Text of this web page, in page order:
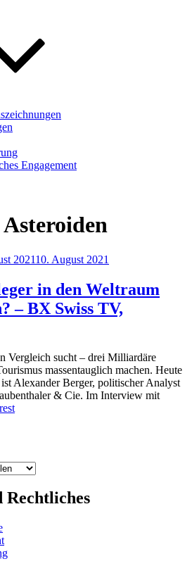
Engagement
Asteroiden
202110. August 2021
in den Weltraum
– BX Swiss TV,
Vergleich sucht – drei Milliardäre
massentauglich machen. Heute
Alexander Berger, politischer Analyst
& Cie. Im Interview mit
Rechtliches